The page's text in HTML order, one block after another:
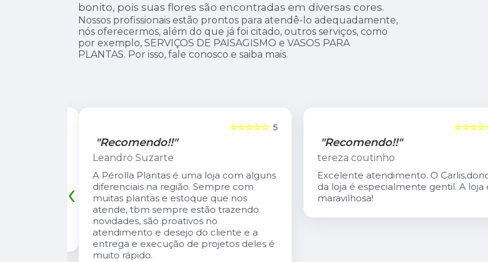
bonito, pois suas flores são encontradas em diversas cores.
Nossos profissionais estão prontos para atendê-lo adequadamente,
nós oferecermos, além do que já foi citado, outros serviços, como
por exemplo, SERVIÇOS DE PAISAGISMO e VASOS PARA
PLANTAS. Por isso, fale conosco e saiba mais.
5
☆☆☆☆☆
"Recomendo!!"
Leandro Suzarte
A Pérolla Plantas é uma loja com alguns
diferenciais na região. Sempre com
muitas plantas e estoque que nos
atende, tbm sempre estão trazendo
novidades, são proativos no
atendimento e desejo do cliente e a
entrega e execução de projetos deles é
muito rápido.
☆☆☆☆☆
"Recomendo!!"
tereza coutinho
Excelente atendimento. O Carlis,dono
da loja é especialmente gentil. A loja é
maravilhosa!
‹